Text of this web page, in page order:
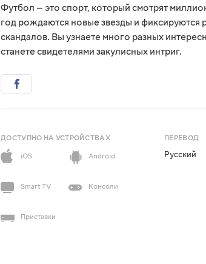
Футбол — это спорт, который смотрят
год рождаются новые звезды и фиксируются
скандалов. Вы узнаете много разных
станете свидетелями закулисных интриг.
ДОСТУПНО НА УСТРОЙСТВАХ
iOS
Android
Smart TV Консоли
Приставки
ПЕРЕВОД
Русский